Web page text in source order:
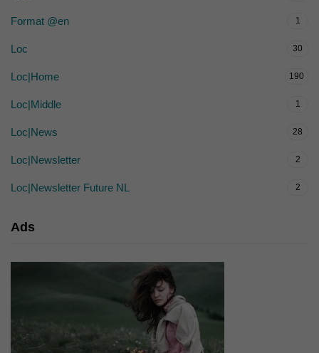
Format @en 1
Loc 30
Loc|Home 190
Loc|Middle 1
Loc|News 28
Loc|Newsletter 2
Loc|Newsletter Future NL 2
Ads